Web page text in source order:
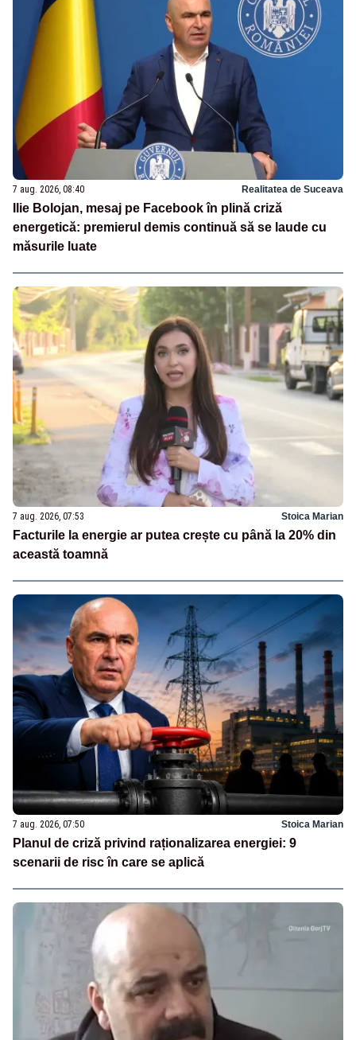
7 aug. 2026, 08:40 Realitatea de Suceava
Ilie Bolojan, mesaj pe Facebook în plină criză
energetică: premierul demis continuă să se laude cu
măsurile luate
7 aug. 2026, 07:53 Stoica Marian
Facturile la energie ar putea crește cu până la 20% din
această toamnă
7 aug. 2026, 07:50 Stoica Marian
Planul de criză privind raționalizarea energiei: 9
scenarii de risc în care se aplică